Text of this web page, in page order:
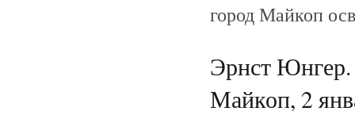
город Майкоп
Эрнст Юнгер.
Майкоп, 2